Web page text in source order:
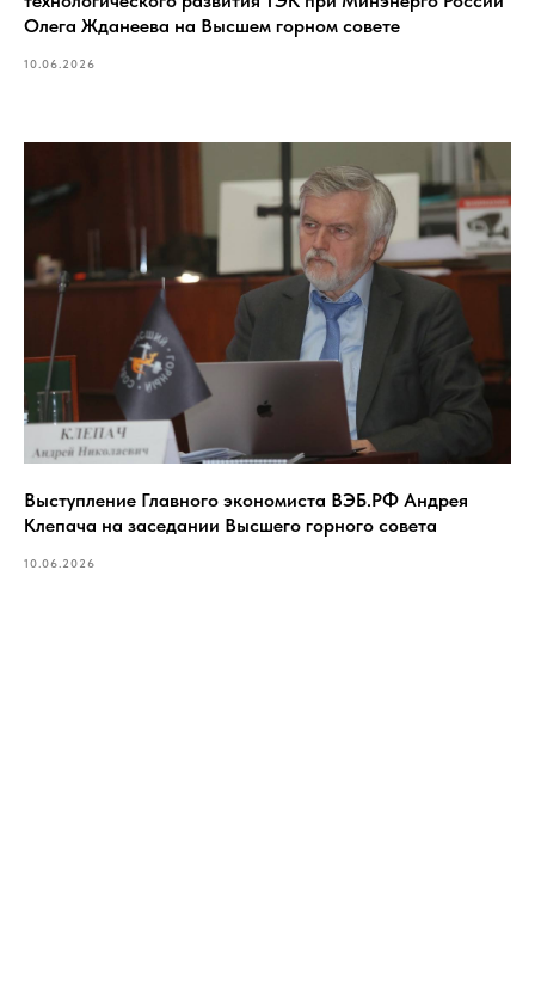
Олега Жданеева на Высшем горном совете
10.06.2026
Выступление Главного экономиста ВЭБ.РФ Андрея
Клепача на заседании Высшего горного совета
10.06.2026